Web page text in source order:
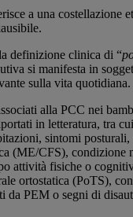
a una costellazione
definizione clinica di “
si manifesta in
sulla vita quotidiana.
alla PCC nei
in letteratura, tra
sintomi
(ME/CFS), condizione
attività fisiche o
ortostatica (PoTS),
da PEM o segni di